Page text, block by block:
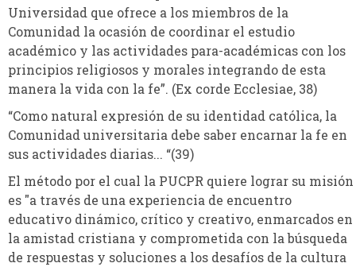
Universidad que ofrece a los miembros de la
Comunidad la ocasión de coordinar el estudio
académico y las actividades para-académicas con los
principios religiosos y morales integrando de esta
manera la vida con la fe”. (Ex corde Ecclesiae, 38)
“Como natural expresión de su identidad católica, la
Comunidad universitaria debe saber encarnar la fe en
sus actividades diarias... “(39)
El método por el cual la PUCPR quiere lograr su misión
es "a través de una experiencia de encuentro
educativo dinámico, crítico y creativo, enmarcados en
la amistad cristiana y comprometida con la búsqueda
de respuestas y soluciones a los desafíos de la cultura